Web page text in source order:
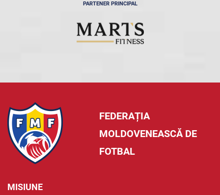
PARTENER PRINCIPAL
FEDERAȚIA
MOLDOVENEASCĂ DE
FOTBAL
MISIUNE